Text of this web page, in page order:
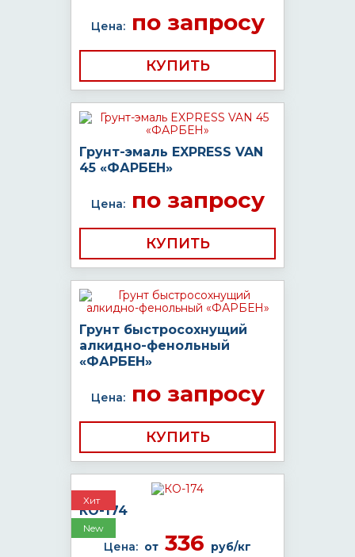
Цена:по запросу
КУПИТЬ
Грунт-эмаль EXPRESS VAN
45 «ФАРБЕН»
Цена:по запросу
КУПИТЬ
Грунт быстросохнущий
алкидно-фенольный
«ФАРБЕН»
Цена:по запросу
КУПИТЬ
Хит
New
КО-174
Цена: от 336 руб/кг